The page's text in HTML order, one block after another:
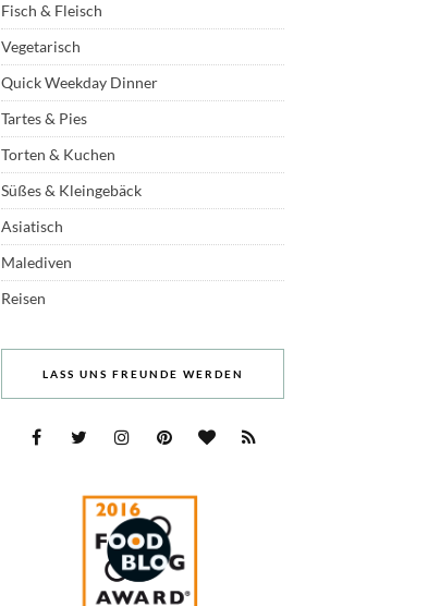
Fisch & Fleisch
Vegetarisch
Quick Weekday Dinner
Tartes & Pies
Torten & Kuchen
Süßes & Kleingebäck
Asiatisch
Malediven
Reisen
LASS UNS FREUNDE WERDEN